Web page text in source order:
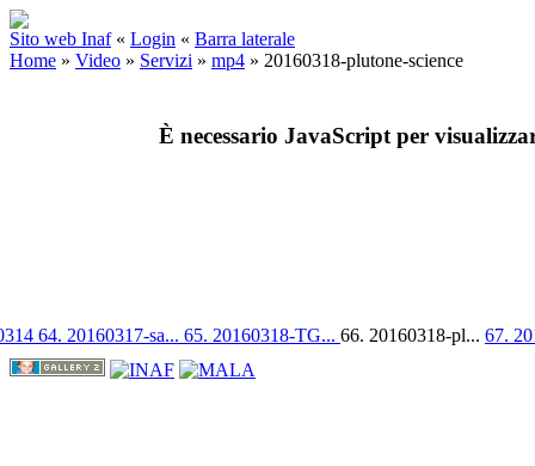
Sito web Inaf « Login « Barra laterale
Home » Video » Servizi » mp4 » 20160318-plutone-science
È necessario JavaScript per
64. 20160317-sa... 65. 20160318-TG... 66. 20160318-pl... 67.